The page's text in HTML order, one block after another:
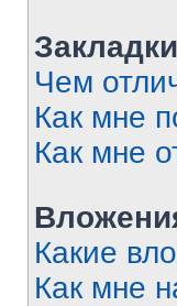
Чем
Как мне
Как мне
Какие
Как мне